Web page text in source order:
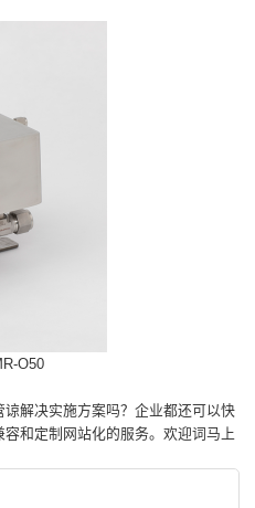
O50
解决实施方案吗？企业都还可以快
和定制网站化的服务。欢迎词马上